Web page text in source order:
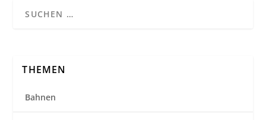
THEMEN
Bahnen